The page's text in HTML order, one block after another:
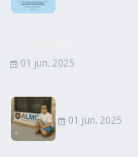
01 jun. 2025
01 jun. 2025